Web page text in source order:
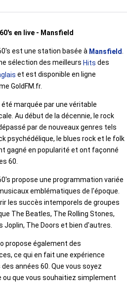
en live - Mansfield
est une station basée à Mansfield
sélection des meilleurs Hits des
et est disponible en ligne
GoldFM.fr.
marquée par une véritable
Au début de la décennie, le rock
par de nouveaux genres tels
psychédélique, le blues rock et le folk
gagné en popularité et ont façonné
60.
propose une programmation variée
emblématiques de l'époque.
les succès intemporels de groupes
The Beatles, The Rolling Stones,
Joplin, The Doors et bien d'autres.
propose également des
ce qui en fait une expérience
années 60. Que vous soyez
que vous souhaitiez simplement